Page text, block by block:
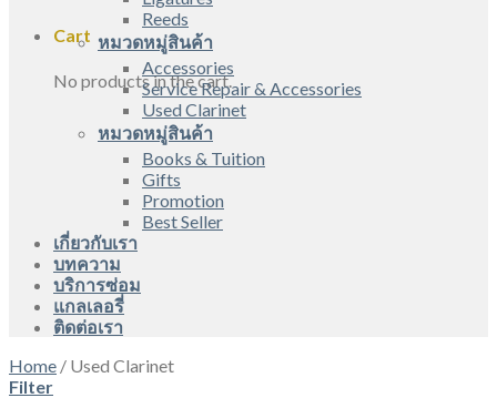
Cart
No products in the cart.
Reeds
หมวดหมู่สินค้า
Accessories
Service Repair & Accessories
Used Clarinet
หมวดหมู่สินค้า
Books & Tuition
Gifts
Promotion
Best Seller
เกี่ยวกับเรา
บทความ
บริการซ่อม
แกลเลอรี่
ติดต่อเรา
Home / Used Clarinet
Filter